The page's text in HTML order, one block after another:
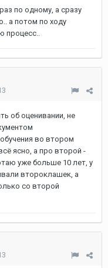
по одному, а сразу
а потом по ходу
об оценивании, не
во втором
ясно, а про второй -
уже больше 10 лет, у
второклашек, а
со второй